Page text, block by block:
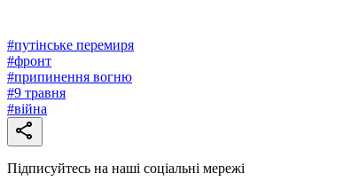
#путінське перемиря
#фронт
#припинення вогню
#9 травня
#війна
Підписуйтесь на наші соціальні мережі